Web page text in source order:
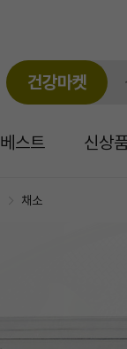
건강마켓
베스트 신상
채소